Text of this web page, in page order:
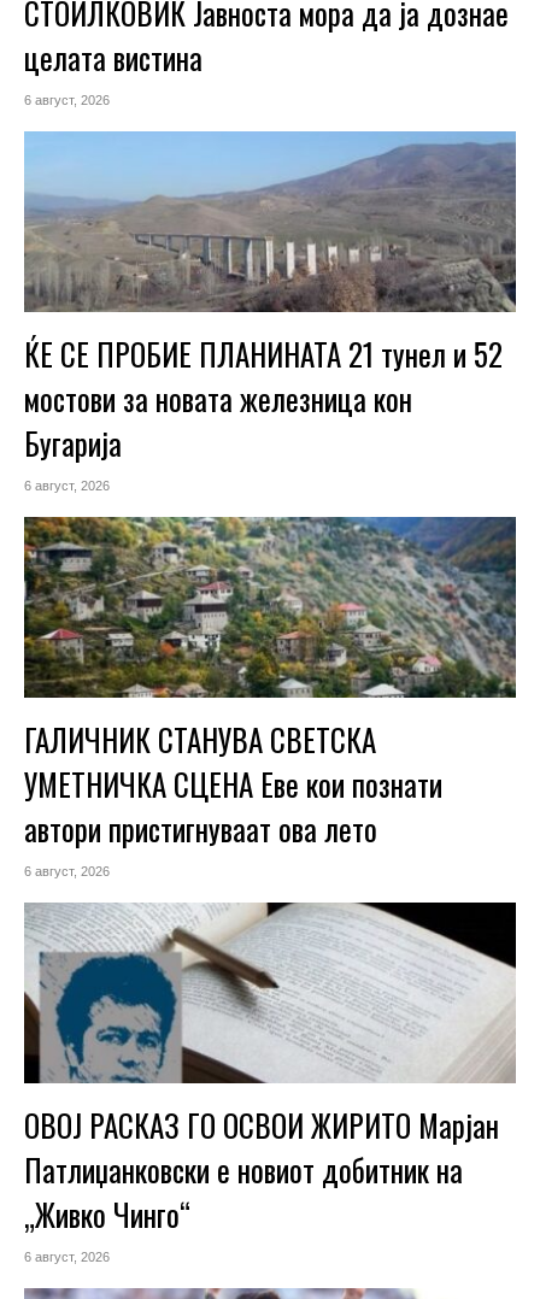
СТОИЛКОВИЌ Јавноста мора да ја дознае
целата вистина
6 август, 2026
ЌЕ СЕ ПРОБИЕ ПЛАНИНАТА 21 тунел и 52
мостови за новата железница кон
Бугарија
6 август, 2026
ГАЛИЧНИК СТАНУВА СВЕТСКА
УМЕТНИЧКА СЦЕНА Еве кои познати
автори пристигнуваат ова лето
6 август, 2026
ОВОЈ РАСКАЗ ГО ОСВОИ ЖИРИТО Марјан
Патлиџанковски е новиот добитник на
„Живко Чинго“
6 август, 2026